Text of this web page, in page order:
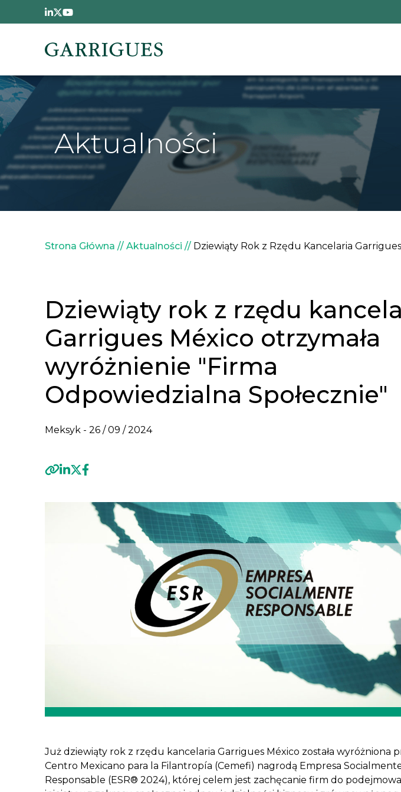
Przejdź do treści
Aktualności
Ścieżka nawigacyjna
Strona Główna Aktualności Dziewiąty Rok z Rzędu Kancelaria
Dziewiąty rok z rzędu
Garrigues México otrzymała
wyróżnienie "Firma
Odpowiedzialna Społecznie"
Meksyk - 26 / 09 / 2024
Już dziewiąty rok z rzędu kancelaria Garrigues México została wyróżniona
Centro Mexicano para la Filantropía (Cemefi) nagrodą Empresa
Responsable (ESR® 2024), której celem jest zachęcanie firm do